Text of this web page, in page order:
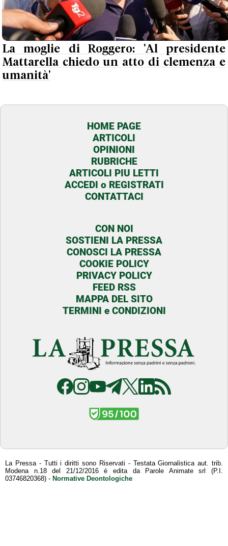
La moglie di Roggero: 'Al presidente
Mattarella chiedo un atto di clemenza e
umanità'
HOME PAGE
ARTICOLI
OPINIONI
RUBRICHE
ARTICOLI PIU LETTI
ACCEDI o REGISTRATI
CONTATTACI
CON NOI
SOSTIENI LA PRESSA
CONOSCI LA PRESSA
COOKIE POLICY
PRIVACY POLICY
FEED RSS
MAPPA DEL SITO
TERMINI e CONDIZIONI
La Pressa - Tutti i diritti sono Riservati - Testata Giornalistica aut. trib.
Modena n.18 del 21/12/2016 è edita da Parole Animate srl (P.I.
03746820368) - Normative Deontologiche